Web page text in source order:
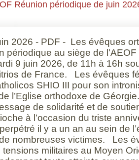
Réunion périodique de juin
2026 - PDF - Les évêques
périodique au siège de
9 juin 2026, de 11h à 16h
de France. Les évêques
SHIO III pour son
l’Eglise orthodoxe de
de solidarité et de
à l’occasion du triste
il y a un an au sein de
nombreuses victimes. Les
militaires au Moyen